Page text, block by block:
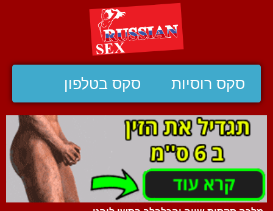
סקס רוסיות סקס בטלפון